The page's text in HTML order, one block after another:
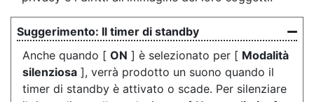
Il timer di standby
Anche quando [ ON ] è selezionato per [ Modalità
silenziosa ], verrà prodotto un suono quando il
timer di standby è attivato o scade. Per silenziare